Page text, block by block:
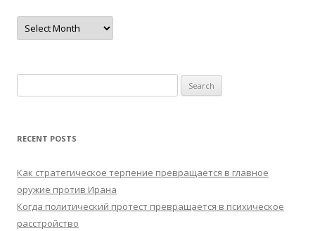
Archives
for:
RECENT POSTS
Как стратегическое терпение превращается в главное
оружие против Ирана
Когда политический протест превращается в психическое
расстройство